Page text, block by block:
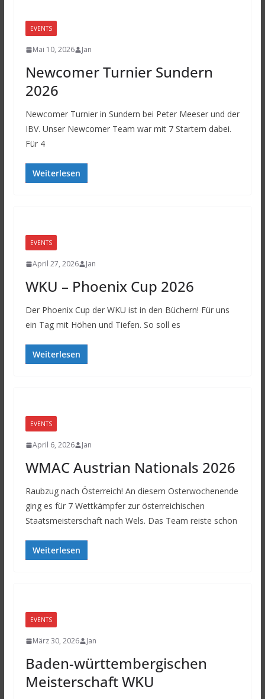
EVENTS
Mai 10, 2026 Jan
Newcomer Turnier Sundern
2026
Newcomer Turnier in Sundern bei Peter Meeser und der
IBV. Unser Newcomer Team war mit 7 Startern dabei.
Für 4
Weiterlesen
EVENTS
April 27, 2026 Jan
WKU – Phoenix Cup 2026
Der Phoenix Cup der WKU ist in den Büchern! Für uns
ein Tag mit Höhen und Tiefen. So soll es
Weiterlesen
EVENTS
April 6, 2026 Jan
WMAC Austrian Nationals 2026
Raubzug nach Österreich! An diesem Osterwochenende
ging es für 7 Wettkämpfer zur österreichischen
Staatsmeisterschaft nach Wels. Das Team reiste schon
Weiterlesen
EVENTS
März 30, 2026 Jan
Baden-württembergischen
Meisterschaft WKU